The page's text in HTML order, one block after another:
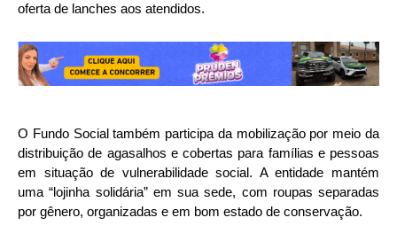
oferta de lanches aos atendidos.
O Fundo Social também participa da mobilização por meio da
distribuição de agasalhos e cobertas para famílias e pessoas
em situação de vulnerabilidade social. A entidade mantém
uma “lojinha solidária” em sua sede, com roupas separadas
por gênero, organizadas e em bom estado de conservação.